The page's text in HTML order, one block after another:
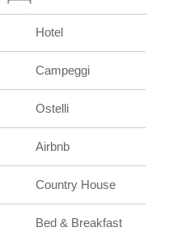
Hotel
Campeggi
Ostelli
Airbnb
Country House
Bed & Breakfast